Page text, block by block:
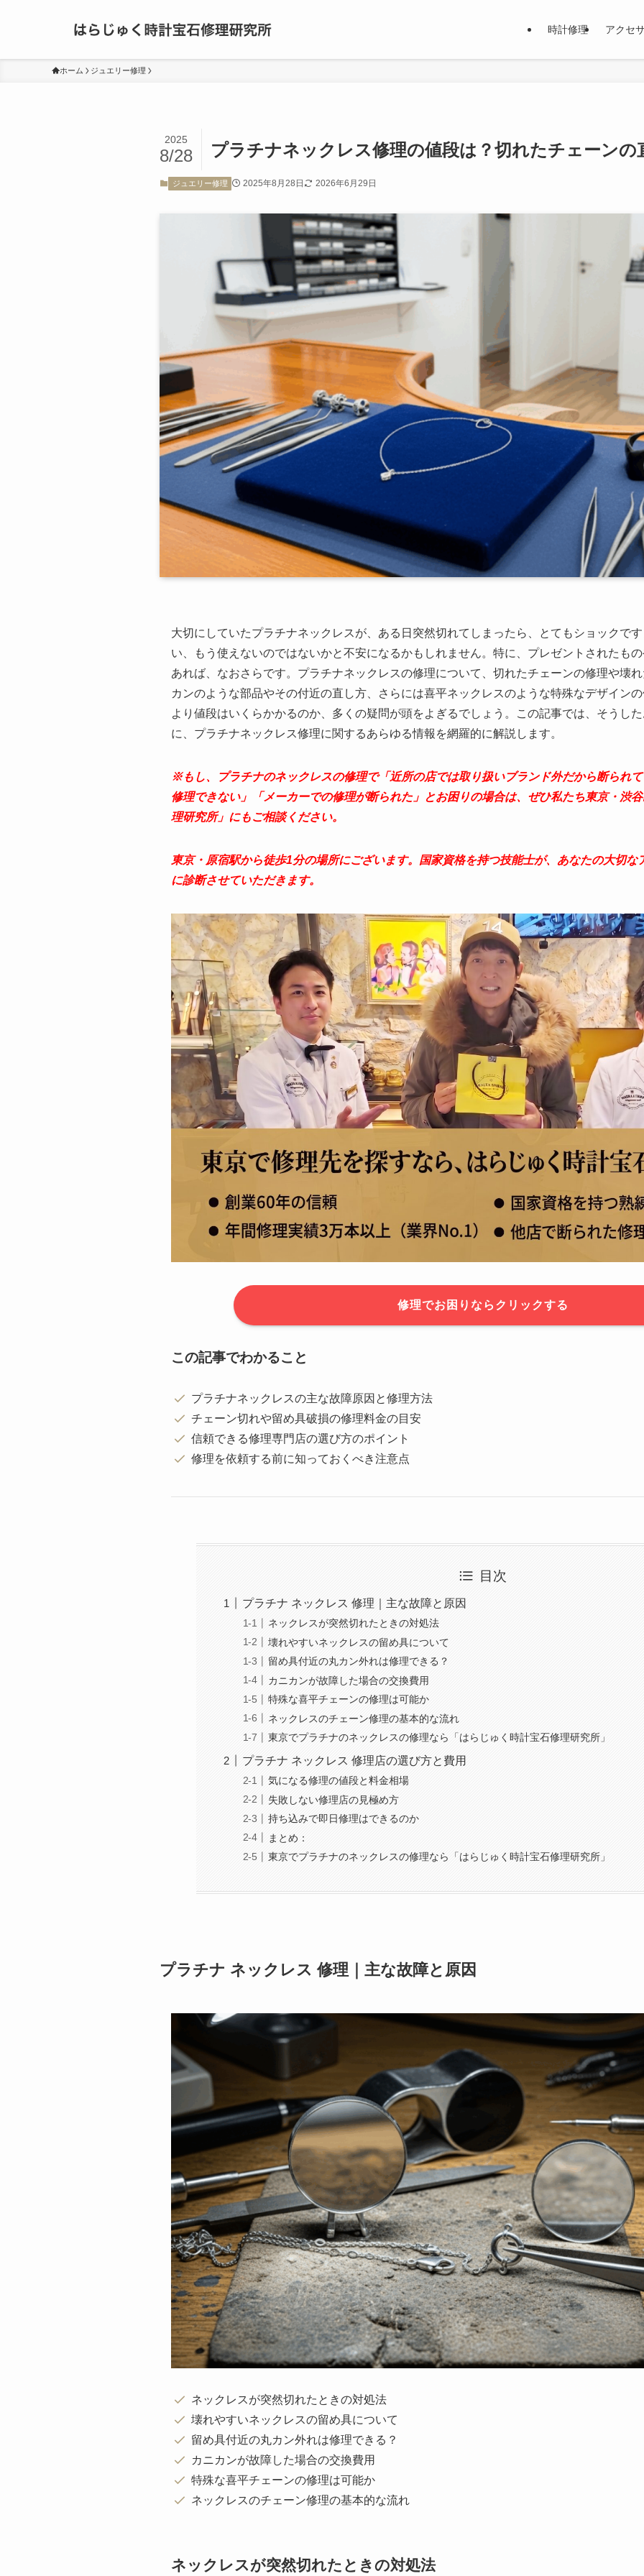
時計修理 アクセ
ホーム ジュエリー修理
プラチナネックレス修理の値段は？切れたチェーンの
2025
8/28
ジュエリー修理 2025年8月28日 2026年6月29日
大切にしていたプラチナネックレスが、ある日突然切れてしまったら、とてもショックで
い、もう使えないのではないかと不安になるかもしれません。特に、プレゼントされたも
あれば、なおさらです。プラチナネックレスの修理について、切れたチェーンの修理や壊
カンのような部品やその付近の直し方、さらには喜平ネックレスのような特殊なデザイン
より値段はいくらかかるのか、多くの疑問が頭をよぎるでしょう。この記事では、そうし
に、プラチナネックレス修理に関するあらゆる情報を網羅的に解説します。
※もし、プラチナのネックレスの修理で「近所の店では取り扱いブランド外だから断られ
修理できない」「メーカーでの修理が断られた」とお困りの場合は、ぜひ私たち東京・渋
理研究所」にもご相談ください。
東京・原宿駅から徒歩1分の場所にございます。国家資格を持つ技能士が、あなたの大切な
に診断させていただきます。
修理でお困りならクリックする
この記事でわかること
プラチナネックレスの主な故障原因と修理方法
チェーン切れや留め具破損の修理料金の目安
信頼できる修理専門店の選び方のポイント
修理を依頼する前に知っておくべき注意点
目次
プラチナ ネックレス 修理｜主な故障と原因
ネックレスが突然切れたときの対処法
壊れやすいネックレスの留め具について
留め具付近の丸カン外れは修理できる？
カニカンが故障した場合の交換費用
特殊な喜平チェーンの修理は可能か
ネックレスのチェーン修理の基本的な流れ
東京でプラチナのネックレスの修理なら「はらじゅく時計宝石修理研究所」
プラチナ ネックレス 修理店の選び方と費用
気になる修理の値段と料金相場
失敗しない修理店の見極め方
持ち込みで即日修理はできるのか
まとめ：
東京でプラチナのネックレスの修理なら「はらじゅく時計宝石修理研究所」
プラチナ ネックレス 修理｜主な故障と原因
ネックレスが突然切れたときの対処法
壊れやすいネックレスの留め具について
留め具付近の丸カン外れは修理できる？
カニカンが故障した場合の交換費用
特殊な喜平チェーンの修理は可能か
ネックレスのチェーン修理の基本的な流れ
ネックレスが突然切れたときの対処法